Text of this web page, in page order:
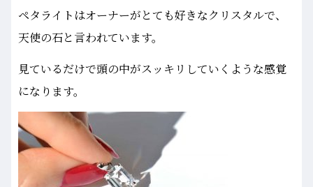
ペタライトはオーナーがとても好きなクリスタルで、
天使の石と言われています。
見ているだけで頭の中がスッキリしていくような感覚
になります。